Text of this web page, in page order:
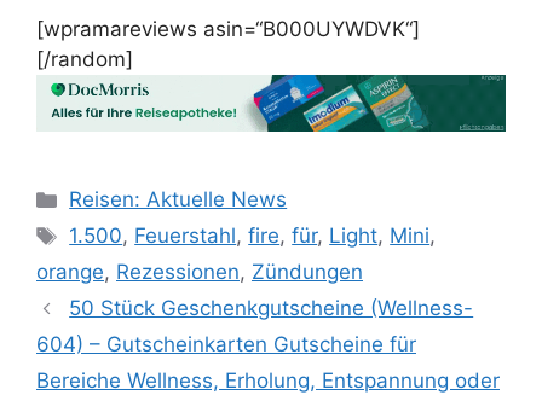
[wpramareviews asin=“B000UYWDVK“]
[/random]
Kategorien
Reisen: Aktuelle News
Schlagwörter
1.500, Feuerstahl,fire,für, Light, Mini,
orange, Rezessionen, Zündungen
50 Stück Geschenkgutscheine (Wellness-
604) – Gutscheinkarten Gutscheine für
Bereiche Wellness, Erholung, Entspannung oder